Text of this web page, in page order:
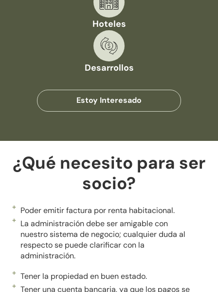
Hoteles
Desarrollos
Estoy Interesado
¿Qué necesito para ser
socio?
Tener la propiedad en buen estado.
Tener una cuenta bancaria, ya que los pagos se
Poder emitir factura por renta habitacional.
La administración debe ser amigable con
nuestro sistema de negocio; cualquier duda al
respecto se puede clarificar con la
administración.